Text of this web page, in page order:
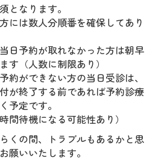
となります。
には数人分順番を確保してあり
日予約が取れなかった方は朝早
す（人数に制限あり）
ができない方の当日受診は、
が終了する前であれば予約診療
予定です。
間待機になる可能性あり）
くの間、トラブルもあるかと思
願いいたします。